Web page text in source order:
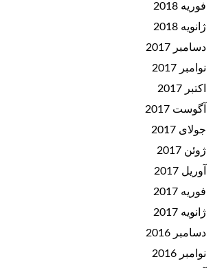
فوریه 2018
ژانویه 2018
دسامبر 2017
نوامبر 2017
اکتبر 2017
آگوست 2017
جولای 2017
ژوئن 2017
آوریل 2017
فوریه 2017
ژانویه 2017
دسامبر 2016
نوامبر 2016